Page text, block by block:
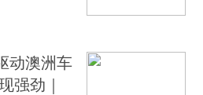
动澳洲车
强劲｜